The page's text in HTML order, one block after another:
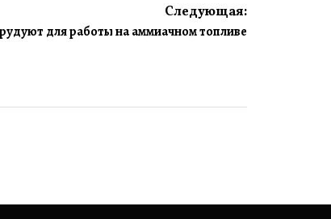
Следующая:
для работы на аммиачном топливе